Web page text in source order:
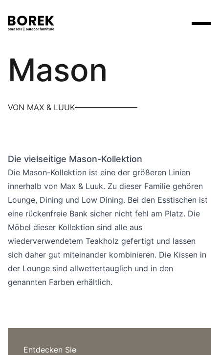
Produkte
Produkte
Stühle
Liegestühle
Andere
Kollektionen
Marken
Yoi
VerkaufsstellenSuche am Verkaufsort
Mehr
Contact
Events
3D-Modelle
Arbeiten bei
Uber uns
Sprachwahl
Suchen
Max & Luuk
Mason
VON MAX & LUUK
Die vielseitige Mason-Kollektion
Die Mason-Kollektion ist eine der größeren Linien
innerhalb von Max & Luuk. Zu dieser Familie gehören
Lounge, Dining und Low Dining. Bei den Esstischen ist
eine rückenfreie Bank sicher nicht fehl am Platz. Die
Möbel dieser Kollektion sind alle aus
wiederverwendetem Teakholz gefertigt und lassen
sich daher gut miteinander kombinieren. Die Kissen in
der Lounge sind allwettertauglich und in den
genannten Farben erhältlich.
Entdecken Sie